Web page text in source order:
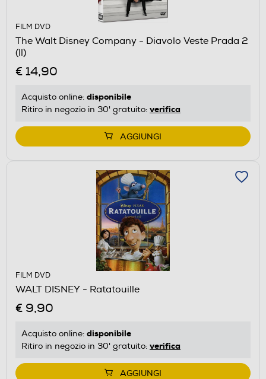
FILM DVD
The Walt Disney Company - Diavolo Veste Prada 2
(Il)
€ 14,90
Acquisto online: disponibile
Ritiro in negozio in 30' gratuito: verifica
AGGIUNGI
FILM DVD
WALT DISNEY - Ratatouille
€ 9,90
Acquisto online: disponibile
Ritiro in negozio in 30' gratuito: verifica
AGGIUNGI